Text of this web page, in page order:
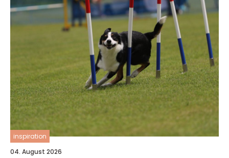
inspiration
04. August 2026